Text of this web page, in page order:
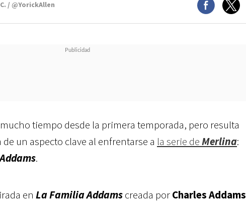
/ @YorickAllen
tiempo desde la primera temporada, pero resulta
un aspecto clave al enfrentarse a la serie deMerlina:
.
en La Familia Addamscreada porCharles Addams